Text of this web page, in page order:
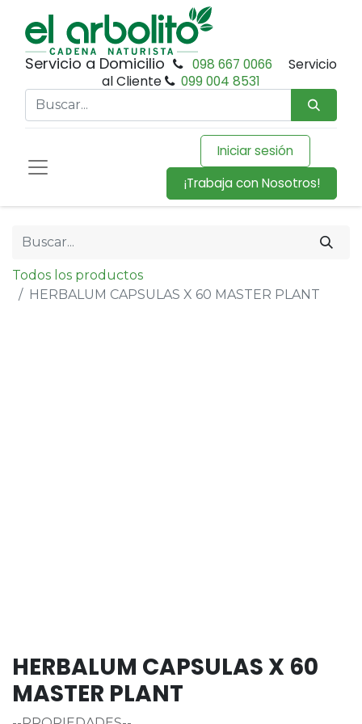
Servicio a Domicilio 098 667 0066
Servicio
al Cliente
099 004 8531
Iniciar sesión
¡Trabaja con Nosotros!
Todos los productos
HERBALUM CAPSULAS X 60 MASTER PLANT
HERBALUM CAPSULAS X 60
MASTER PLANT